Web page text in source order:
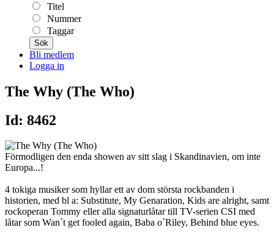
Titel
Nummer
Taggar
Sök
Bli medlem
Logga in
The Why (The Who)
Id: 8462
Förmodligen den enda showen av sitt slag i Skandinavien, om inte
Europa...!
4 tokiga musiker som hyllar ett av dom största rockbanden i
historien, med bl a: Substitute, My Genaration, Kids are alright, samt
rockoperan Tommy eller alla signaturlåtar till TV-serien CSI med
låtar som Wan´t get fooled again, Baba o´Riley, Behind blue eyes.